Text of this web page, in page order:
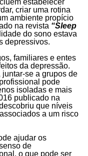
criar uma rotina
ambiente propício
na revista “Sleep
do sono estava
depressivos.
familiares e entes
da depressão.
se a grupos de
pode
isoladas e mais
publicado na
que níveis
a um risco
ajudar os
de
o que pode ser